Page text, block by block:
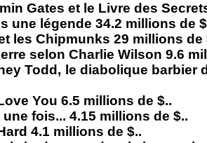
Gates et le Livre des
une légende 34.2 millions de
les Chipmunks 29 millions de
selon Charlie Wilson 9.6
Todd, le diabolique barbier
You 6.5 millions de $..
une fois... 4.15 millions de $..
4.1 millions de $..